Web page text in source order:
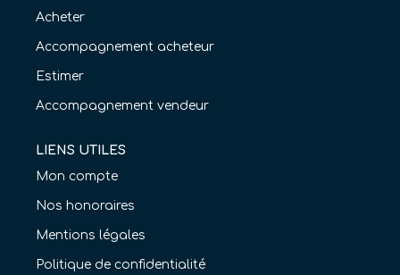
Acheter
Accompagnement acheteur
Estimer
Accompagnement vendeur
LIENS UTILES
Mon compte
Nos honoraires
Mentions légales
Politique de confidentialité